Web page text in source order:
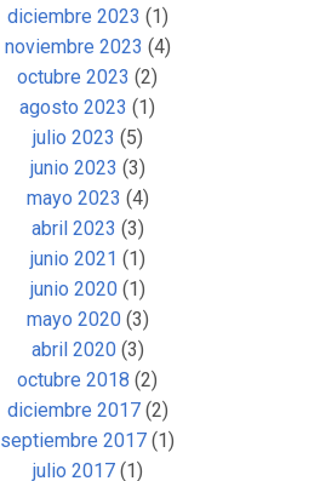
diciembre 2023 (1)
noviembre 2023 (4)
octubre 2023 (2)
agosto 2023 (1)
julio 2023 (5)
junio 2023 (3)
mayo 2023 (4)
abril 2023 (3)
junio 2021 (1)
junio 2020(1)
mayo 2020(3)
abril 2020(3)
octubre 2018 (2)
diciembre 2017(2)
septiembre 2017 (1)
julio 2017(1)